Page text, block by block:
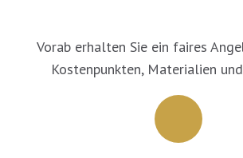
Vorab erhalten Sie ein faires
Kostenpunkten, Materialien